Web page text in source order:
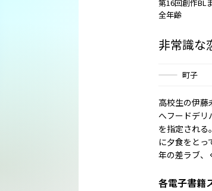
第16回創作BL
全年齢
非常識な
町子
高校生の伊藤
へフードデリ
を指定される
に夕食をと
年の差ラブ、
各電子書籍